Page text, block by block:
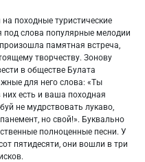
походные туристические
слова популярные мелодии
памятная встреча,
творчеству. Зонову
в обществе Булата
для него слова: «Ты
есть и ваша походная
не мудрствовать лукаво,
но свой!». Буквально
полноценные песни. У
пятидесяти, они вошли в три